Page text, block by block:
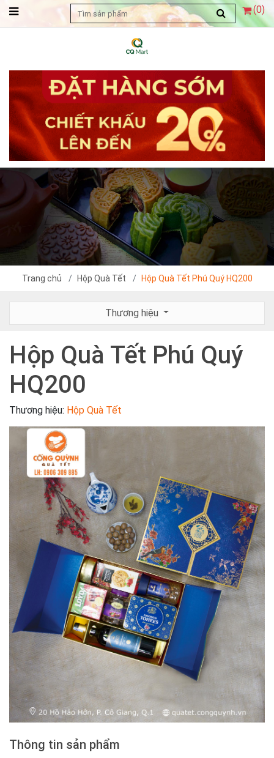
(0)
Trang chủ Hộp Quà Tết Hộp Quà Tết Phú Quý HQ200
Thương hiệu
Hộp Quà Tết Phú Quý
HQ200
Thương hiệu: Hộp Quà Tết
Thông tin sản phẩm